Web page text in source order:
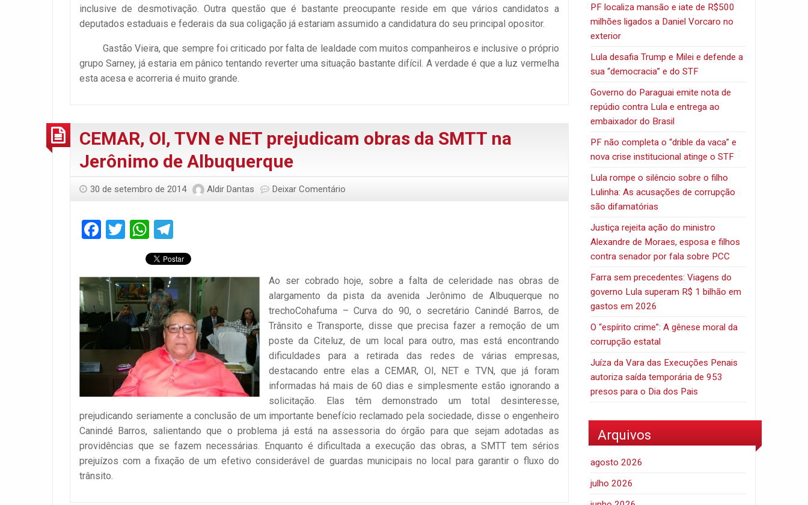
inclusive de desmotivação. Outra questão que é bastante preocupante reside em que vários candidatos a
deputados estaduais e federais da sua coligação já estariam assumido a candidatura do seu principal opositor.
Gastão Vieira, que sempre foi criticado por falta de lealdade com muitos companheiros e inclusive o próprio
grupo Sarney, já estaria em pânico tentando reverter uma situação bastante difícil. A verdade é que a luz vermelha
esta acesa e acorreria é muito grande.
CEMAR, OI, TVN e NET prejudicam obras da SMTT na
Jerônimo de Albuquerque
30 de setembro de 2014 Aldir Dantas Deixar Comentário
Facebook
TwitterWhatsApp
Ao ser cobrado hoje, sobre a falta de celeridade nas obras de
alargamento da pista da avenida Jerônimo de Albuquerque no
trechoCohafuma – Curva do 90, o secretário Canindé Barros, de
Trânsito e Transporte, disse que precisa fazer a remoção de um
poste da Citeluz, de um local para outro, mas está encontrando
dificuldades para a retirada das redes de várias empresas,
destacando entre elas a CEMAR, OI, NET e TVN, que já foram
informadas há mais de 60 dias e simplesmente estão ignorando a
solicitação. Elas têm demonstrado um total desinteresse,
prejudicando seriamente a conclusão de um importante benefício reclamado pela sociedade, disse o engenheiro
Canindé Barros, salientando que o problema já está na assessoria do órgão para que sejam adotadas as
providências que se fazem necessárias. Enquanto é dificultada a execução das obras, a SMTT tem sérios
prejuízos com a fixação de um efetivo considerável de guardas municipais no local para garantir o fluxo do
trânsito.
PF localiza mansão e iate de R$500
milhões ligados a Daniel Vorcaro no
exterior
Lula desafia Trump e Milei e defende a
sua “democracia” e do STF
Governo do Paraguai emite nota de
repúdio contra Lula e entrega ao
embaixador do Brasil
PF não completa o “drible da vaca” e
nova crise institucional atinge o STF
Lula rompe o silêncio sobre o filho
Lulinha: As acusações de corrupção
são difamatórias
Justiça rejeita ação do ministro
Alexandre de Moraes, esposa e filhos
contra senador por fala sobre PCC
Farra sem precedentes: Viagens do
governo Lula superam R$ 1 bilhão em
gastos em 2026
O “espírito crime”: A gênese moral da
corrupção estatal
Juíza da Vara das Execuções Penais
autoriza saída temporária de 953
presos para o Dia dos Pais
Arquivos
agosto 2026
julho 2026